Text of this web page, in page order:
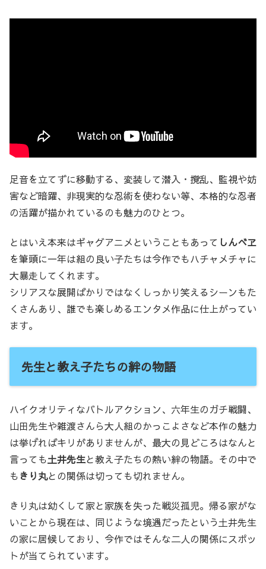
足音を立てずに移動する、変装して潜入・撹乱、監視や妨
害など暗躍、非現実的な忍術を使わない等、本格的な忍者
の活躍が描かれているのも魅力のひとつ。
とはいえ本来はギャグアニメということもあって しんべヱ
を筆頭に一年は組の良い子たちは今作でもハチャメチャに
大暴走してくれます。
シリアスな展開ばかりではなくしっかり笑えるシーンもた
くさんあり、誰でも楽しめるエンタメ作品に仕上がってい
ます。
先生と教え子たちの絆の物語
ハイクオリティなバトルアクション、六年生のガチ戦闘、
山田先生や雑渡さんら大人組のかっこよさなど本作の魅力
は挙げればキリがありませんが、最大の見どころはなんと
言っても土井先生と教え子たちの熱い絆の物語。その中で
もきり丸との関係は切っても切れません。
きり丸は幼くして家と家族を失った戦災孤児。帰る家がな
いことから現在は、同じような境遇だったという土井先生
の家に居候しており、今作ではそんな二人の関係にスポッ
トが当てられています。